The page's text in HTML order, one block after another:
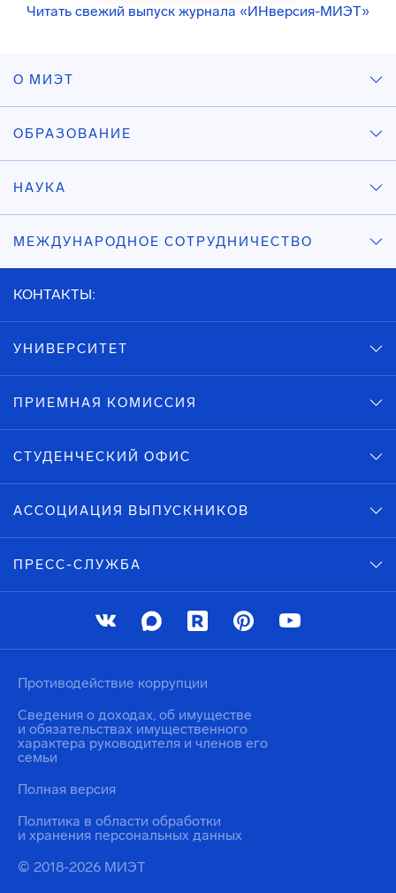
Читать свежий выпуск журнала «ИНверсия-МИЭТ»
О МИЭТ
ОБРАЗОВАНИЕ
НАУКА
МЕЖДУНАРОДНОЕ СОТРУДНИЧЕСТВО
КОНТАКТЫ:
УНИВЕРСИТЕТ
ПРИЕМНАЯ КОМИССИЯ
СТУДЕНЧЕСКИЙ ОФИС
АССОЦИАЦИЯ ВЫПУСКНИКОВ
ПРЕСС-СЛУЖБА
© 2018-2026 МИЭТ
Политика в области обработки
и хранения персональных данных
Противодействие коррупции
Сведения о доходах, об имуществе
и обязательствах имущественного
характера руководителя и членов его
семьи
Полная версия